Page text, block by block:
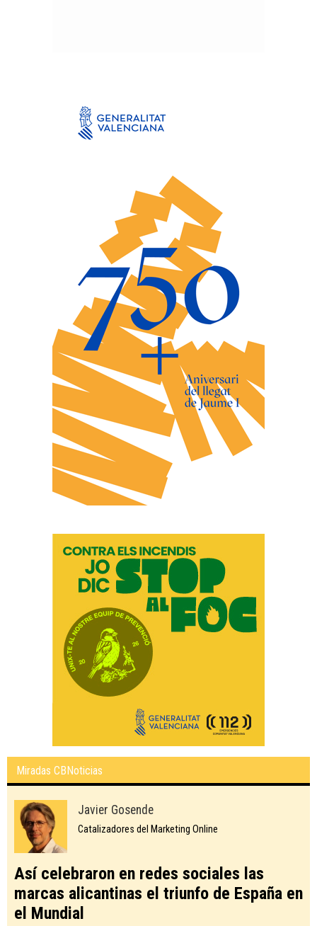
Miradas CBNoticias
Javier Gosende
Catalizadores del Marketing Online
Así celebraron en redes sociales las
marcas alicantinas el triunfo de España en
el Mundial